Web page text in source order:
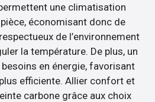
une climatisation
économisant donc de
de l’environnement
la température. De plus, un
besoins en énergie, favorisant
efficiente. Allier confort et
carbone grâce aux choix